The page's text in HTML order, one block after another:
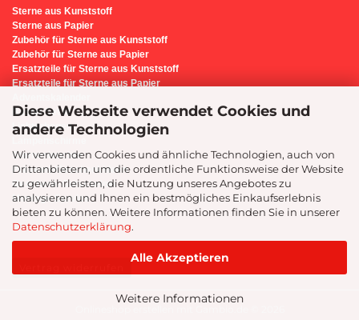
Diese Webseite verwendet Cookies und
andere Technologien
Wir verwenden Cookies und ähnliche Technologien, auch von
Drittanbietern, um die ordentliche Funktionsweise der Website
zu gewährleisten, die Nutzung unseres Angebotes zu
analysieren und Ihnen ein bestmögliches Einkaufserlebnis
bieten zu können. Weitere Informationen finden Sie in unserer
Datenschutzerklärung.
Alle Akzeptieren
Weitere Informationen
Sterne aus Kunststoff
Sterne aus Papier
Zubehör für Sterne aus Kunststoff
Zubehör für Sterne aus Papier
Ersatzteile für Sterne aus Kunststoff
Ersatzteile für Sterne aus Papier
Bastel-Set i6
Lichterbogen
Sternenleuchte
Präsente/Geschenkideen
Geschenk-Gutscheine
Montage-Service